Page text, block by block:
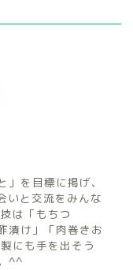
」を目標に掲げ、
いと交流をみんな
は「もちつ
漬け」「肉巻きお
にも手を出そう
^^